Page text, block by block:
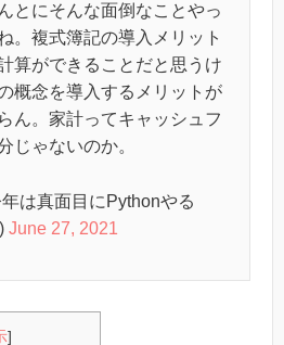
とにそんな面倒なことやっ
。複式簿記の導入メリット
算ができることだと思うけ
概念を導入するメリットが
ん。家計ってキャッシュフ
じゃないのか。
は真面目にPythonやる
June 27, 2021
]